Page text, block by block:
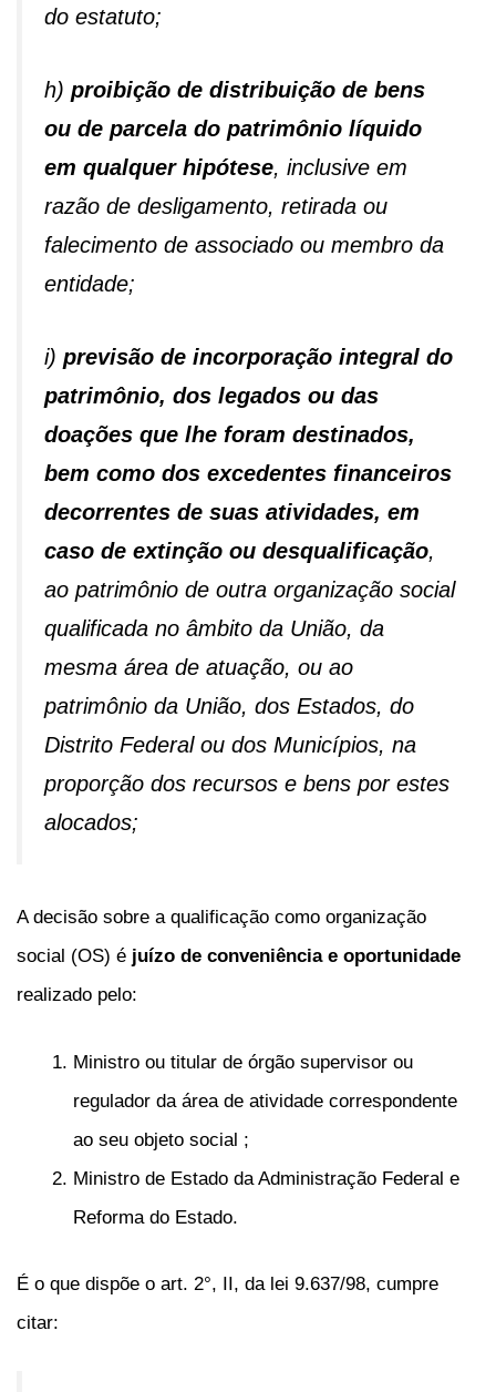
do estatuto;
h) proibição de distribuição de bens
ou de parcela do patrimônio líquido
em qualquer hipótese, inclusive em
razão de desligamento, retirada ou
falecimento de associado ou membro da
entidade;
i) previsão de incorporação integral do
patrimônio, dos legados ou das
doações que lhe foram destinados,
bem como dos excedentes financeiros
decorrentes de suas atividades, em
caso de extinção ou desqualificação,
ao patrimônio de outra organização social
qualificada no âmbito da União, da
mesma área de atuação, ou ao
patrimônio da União, dos Estados, do
Distrito Federal ou dos Municípios, na
proporção dos recursos e bens por estes
alocados;
A decisão sobre a qualificação como organização
social (OS) é juízo de conveniência e oportunidade
realizado pelo:
Ministro ou titular de órgão supervisor ou
regulador da área de atividade correspondente
ao seu objeto social ;
Ministro de Estado da Administração Federal e
Reforma do Estado.
É o que dispõe o art. 2°, II, da lei 9.637/98, cumpre
citar: